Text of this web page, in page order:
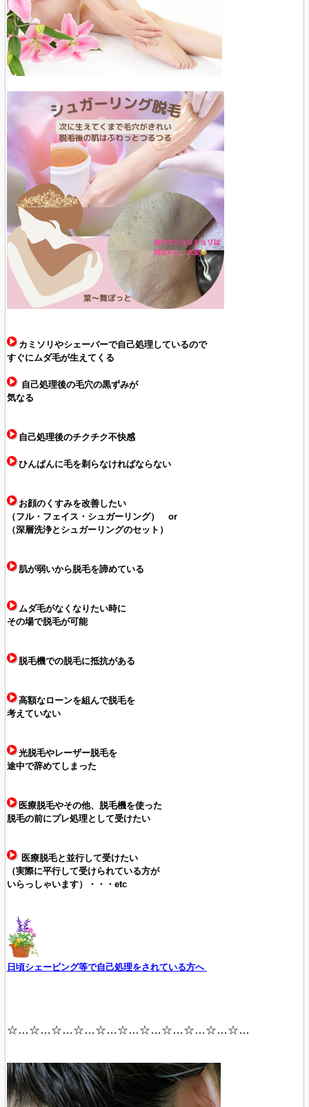
カミソリやシェーバーで自己処理しているので
すぐにムダ毛が生えてくる
自己処理後の毛穴の黒ずみが
気なる
自己処理後のチクチク不快感
ひんぱんに毛を剃らなければならない
お顔のくすみを改善したい
（フル・フェイス・シュガーリング） or
（深層洗浄とシュガーリングのセット）
肌が弱いから脱毛を諦めている
ムダ毛がなくなりたい時に
その場で脱毛が可能
脱毛機での脱毛に抵抗がある
高額なローンを組んで脱毛を
考えていない
光脱毛やレーザー脱毛を
途中で辞めてしまった
医療脱毛やその他、脱毛機を使った
脱毛の前にプレ処理として受けたい
医療脱毛と並行して受けたい
（実際に平行して受けられている方が
いらっしゃいます）・・・etc
日頃シェービング等で自己処理をされている方へ
☆…☆…☆…☆…☆…☆…☆…☆…☆…☆…☆…